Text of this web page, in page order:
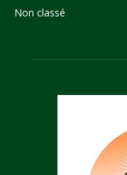
Non classé